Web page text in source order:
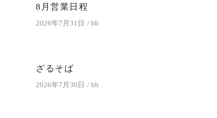
8月営業日程
2026年7月31日 bh
ざるそば
2026年7月30日 bh